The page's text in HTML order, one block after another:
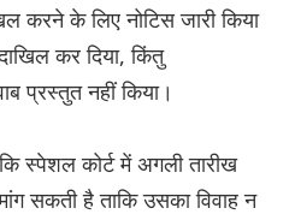
करने के लिए नोटिस जारी किया
कर दिया, किंतु
प्रस्तुत नहीं किया।
स्पेशल कोर्ट में अगली तारीख
सकती है ताकि उसका विवाह न